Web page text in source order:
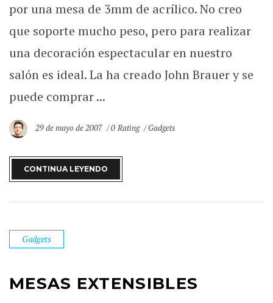
por una mesa de 3mm de acrílico. No creo
que soporte mucho peso, pero para realizar
una decoración espectacular en nuestro
salón es ideal. La ha creado John Brauer y se
puede comprar ...
29 de mayo de 2007 0 Rating Gadgets
CONTINUA LEYENDO
Gadgets
MESAS EXTENSIBLES